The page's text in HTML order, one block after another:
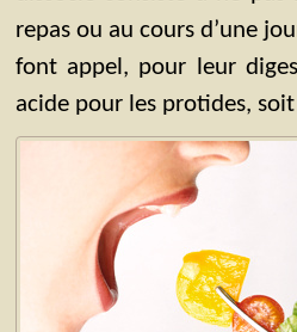
repas ou au cours d’une
font appel, pour leur
acide pour les protides,